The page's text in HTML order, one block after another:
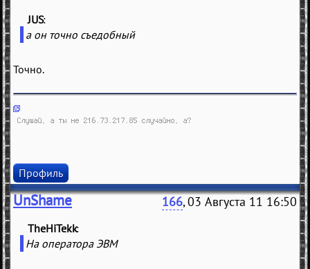
(JUS
а он точно съедобный
Точно.
Профиль
UnShame 166, 03 Августа 11 16:50
TheHiTekk
На оператора ЭВМ